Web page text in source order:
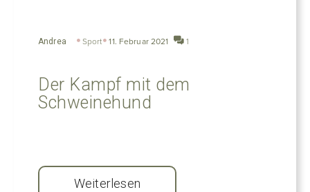
Andrea Sport 11. Februar 2021 1
Der Kampf mit dem
Schweinehund
Weiterlesen